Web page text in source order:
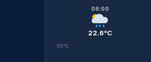
06:00
22.6°C
30°C